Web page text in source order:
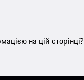
на цій сторінці?